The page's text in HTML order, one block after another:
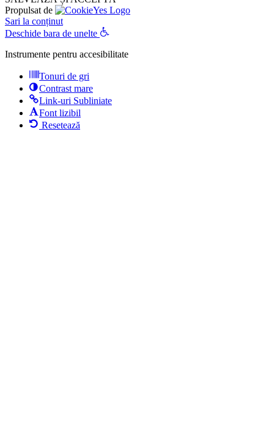
Propulsat de
Sari la conținut
Deschide bara de unelte
Instrumente pentru accesibilitate
Tonuri de gri
Contrast mare
Link-uri Subliniate
Font lizibil
Resetează